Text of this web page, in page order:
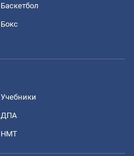
Баскетбол
Бокс
Учебники
ДПА
НМТ